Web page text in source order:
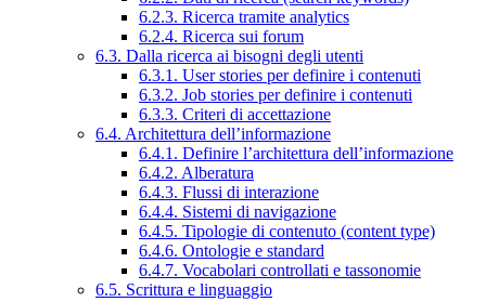
6.2.3. Ricerca tramite analytics
6.2.4. Ricerca sui forum
6.3. Dalla ricerca ai bisogni degli utenti
6.3.1. User stories per definire i contenuti
6.3.2. Job stories per definire i contenuti
6.3.3. Criteri di accettazione
6.4. Architettura dell’informazione
6.4.1. Definire l’architettura dell’informazione
6.4.2. Alberatura
6.4.3. Flussi di interazione
6.4.4. Sistemi di navigazione
6.4.5. Tipologie di contenuto (content type)
6.4.6. Ontologie e standard
6.4.7. Vocabolari controllati e tassonomie
6.5. Scrittura e linguaggio